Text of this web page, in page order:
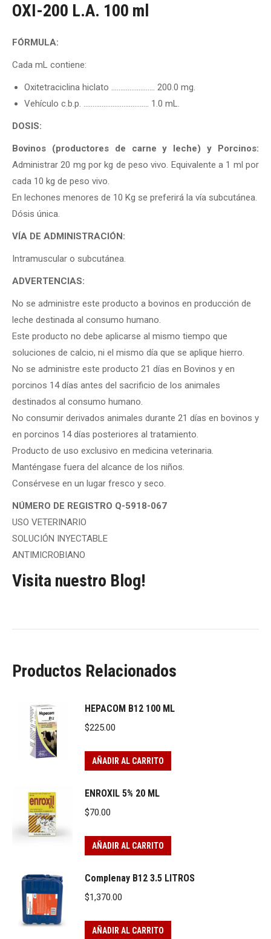
OXI-200 L.A. 100 ml
FÓRMULA:
Cada mL contiene:
Oxitetraciclina hiclato ……………….….. 200.0 mg.
Vehículo c.b.p. ……………………………… 1.0 mL.
DOSIS:
Bovinos (productores de carne y leche) y Porcinos:
Administrar 20 mg por kg de peso vivo. Equivalente a 1 ml por
cada 10 kg de peso vivo.
En lechones menores de 10 Kg se preferirá la vía subcutánea.
Dósis única.
VÍA DE ADMINISTRACIÓN:
Intramuscular o subcutánea.
ADVERTENCIAS:
No se administre este producto a bovinos en producción de
leche destinada al consumo humano.
Este producto no debe aplicarse al mismo tiempo que
soluciones de calcio, ni el mismo día que se aplique hierro.
No se administre este producto 21 días en Bovinos y en
porcinos 14 días antes del sacrificio de los animales
destinados al consumo humano.
No consumir derivados animales durante 21 días en bovinos y
en porcinos 14 días posteriores al tratamiento.
Producto de uso exclusivo en medicina veterinaria.
Manténgase fuera del alcance de los niños.
Consérvese en un lugar fresco y seco.
NÚMERO DE REGISTRO Q-5918-067
USO VETERINARIO
SOLUCIÓN INYECTABLE
ANTIMICROBIANO
Visita nuestro Blog!
Productos Relacionados
HEPACOM B12 100 ML
$225.00
AÑADIR AL CARRITO
ENROXIL 5% 20 ML
$70.00
AÑADIR AL CARRITO
Complenay B12 3.5 LITROS
$1,370.00
AÑADIR AL CARRITO